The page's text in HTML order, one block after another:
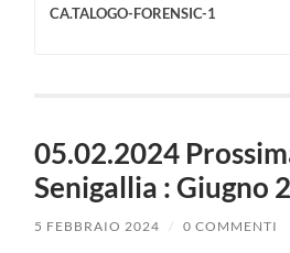
CA.TALOGO-FORENSIC-1
05.02.2024
Senigallia : Giugno
5 FEBBRAIO 2024 / 0 COMMENTI